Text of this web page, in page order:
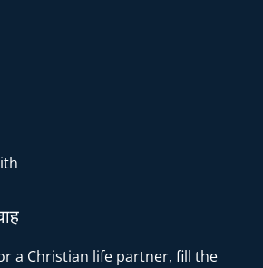
a Christian life partner, fill the